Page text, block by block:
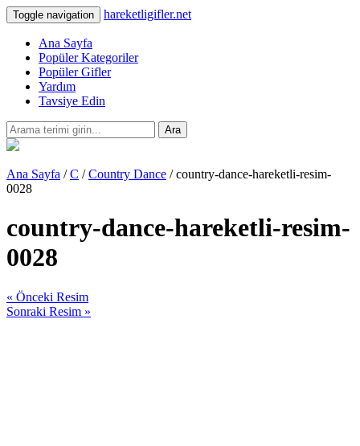
Toggle navigation hareketligifler.net
Ana Sayfa
Popüler Kategoriler
Popüler Gifler
Yardım
Tavsiye Edin
Ara
Ana Sayfa /C /Country Dance / country-dance-hareketli-resim-
0028
country-dance-hareketli-resim-
0028
« Önceki Resim
Sonraki Resim »